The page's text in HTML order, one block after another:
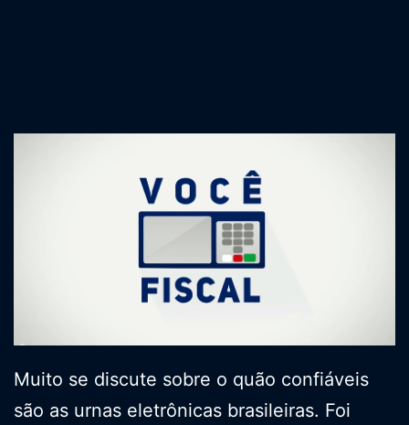
Muito se discute sobre o quão confiáveis
são as urnas eletrônicas brasileiras. Foi